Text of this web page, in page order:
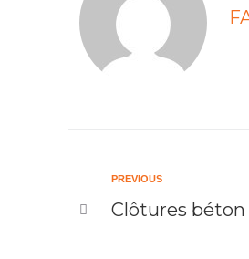
PREVIOUS
Clôtures béton